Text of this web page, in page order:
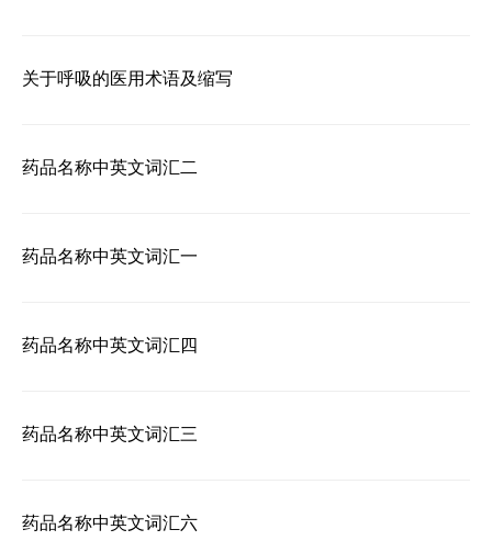
关于呼吸的医用术语及缩写
药品名称中英文词汇二
药品名称中英文词汇一
药品名称中英文词汇四
药品名称中英文词汇三
药品名称中英文词汇六